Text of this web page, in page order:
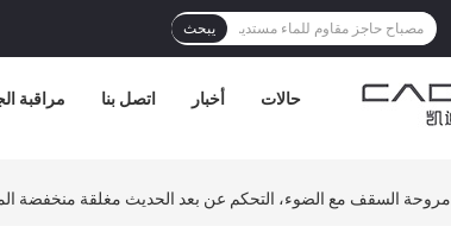
يبحث
مراقبة اتصل بنا أخبار حالات
مروحة السقف مع الضوء، التحكم عن بعد الحديث مغلقة منخفضة